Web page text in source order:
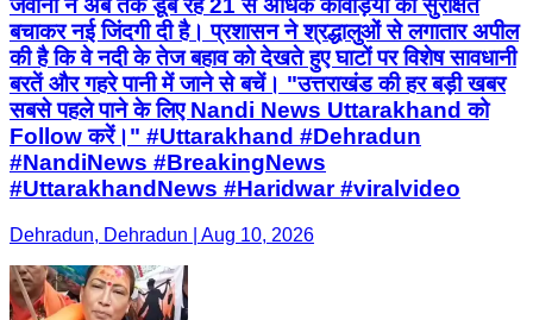
जवानों ने अब तक डूब रहे 21 से अधिक कांवड़ियों को सुरक्षित
बचाकर नई जिंदगी दी है। प्रशासन ने श्रद्धालुओं से लगातार अपील
की है कि वे नदी के तेज बहाव को देखते हुए घाटों पर विशेष सावधानी
बरतें और गहरे पानी में जाने से बचें। "उत्तराखंड की हर बड़ी खबर
सबसे पहले पाने के लिए Nandi News Uttarakhand को
Follow करें।" #Uttarakhand #Dehradun
#NandiNews #BreakingNews
#UttarakhandNews #Haridwar #viralvideo
Dehradun, Dehradun | Aug 10, 2026